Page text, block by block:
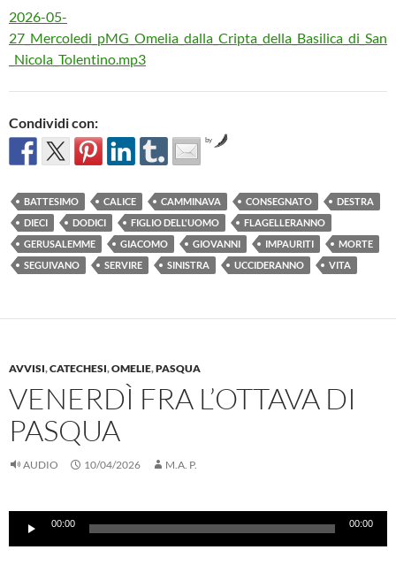
2026-05-
27_Mercoledi_pMG_Omelia_dalla_Cripta_della_Basilica_di_San
_Nicola_Tolentino.mp3
Condividi con:
by
BATTESIMO CALICE CAMMINAVA CONSEGNATO
DESTRA
DIECI
DODICI FIGLIO DELL'UOMO
FLAGELLERANNO
GERUSALEMME
GIACOMO GIOVANNI IMPAURITI
MORTE
SEGUIVANO
SERVIRE SINISTRA UCCIDERANNO VITA
AVVISI,CATECHESI,OMELIE,PASQUA
VENERDÌ FRA L’OTTAVA DI
PASQUA
AUDIO 10/04/2026 M.A. P.
Audio
00:00 00:00